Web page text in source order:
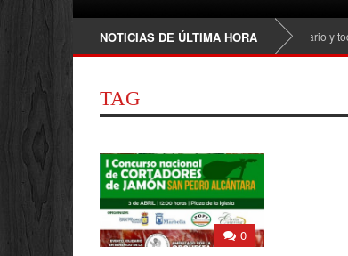
NOTICIAS DE ÚLTIMA HORA
Raule en Marbella 2026: fecha, entradas, horario y todo
TAG
0